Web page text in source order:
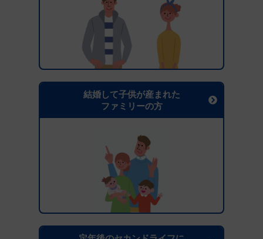
結婚して子供が産まれた
ファミリーの方